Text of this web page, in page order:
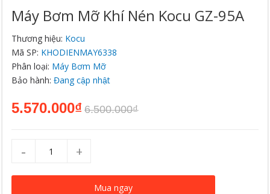
Máy Bơm Mỡ Khí Nén Kocu GZ-95A
Thương hiệu: Kocu
Mã SP: KHODIENMAY6338
Phân loại: Máy Bơm Mỡ
Bảo hành:Đang cập nhật
5.570.000₫ 6.500.000₫
- +
Mua ngay